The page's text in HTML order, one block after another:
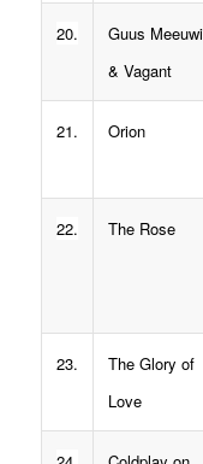
20.
Guus
& Vagant
21. Orion
22. The Rose
23.
The Glory of
Love